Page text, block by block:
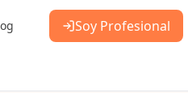
Soy Profesional